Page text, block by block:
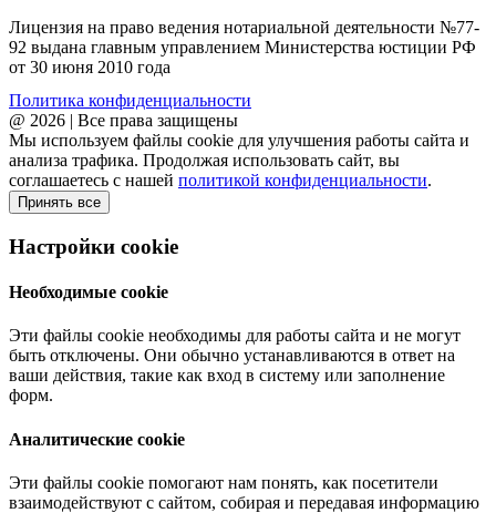
Лицензия на право ведения нотариальной деятельности №77-
92 выдана главным управлением Министерства юстиции РФ
от 30 июня 2010 года
Политика конфиденциальности
@ 2026 | Все права защищены
Мы используем файлы cookie для улучшения работы сайта и
анализа трафика. Продолжая использовать сайт, вы
соглашаетесь с нашей политикой конфиденциальности.
Принять все
Настройки cookie
Необходимые cookie
Эти файлы cookie необходимы для работы сайта и не могут
быть отключены. Они обычно устанавливаются в ответ на
ваши действия, такие как вход в систему или заполнение
форм.
Аналитические cookie
Эти файлы cookie помогают нам понять, как посетители
взаимодействуют с сайтом, собирая и передавая информацию